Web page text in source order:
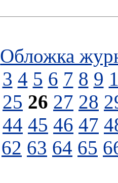
Обложка
3 4 5 6 7 8 9
25 26 27 28
44 45 46 47
62 63 64 65